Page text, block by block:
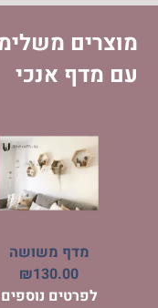
מוצרים
עם מדף אנכי
מדף משושה
₪130.00
לפרטים נוספים